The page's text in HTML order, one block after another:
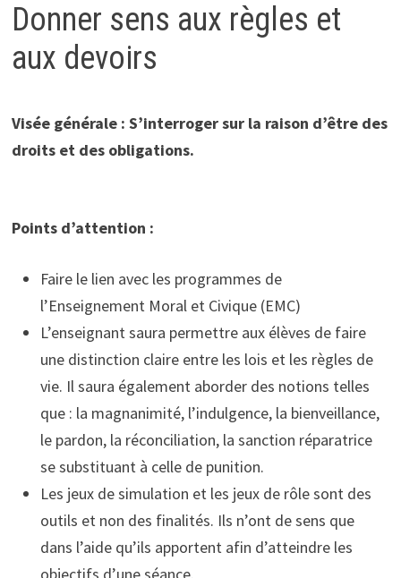
Donner sens aux règles et
aux devoirs
Visée générale : S’interroger sur la raison d’être des
droits et des obligations.
Points d’attention :
Faire le lien avec les programmes de
l’Enseignement Moral et Civique (EMC)
L’enseignant saura permettre aux élèves de faire
une distinction claire entre les lois et les règles de
vie. Il saura également aborder des notions telles
que : la magnanimité, l’indulgence, la bienveillance,
le pardon, la réconciliation, la sanction réparatrice
se substituant à celle de punition.
Les jeux de simulation et les jeux de rôle sont des
outils et non des finalités. Ils n’ont de sens que
dans l’aide qu’ils apportent afin d’atteindre les